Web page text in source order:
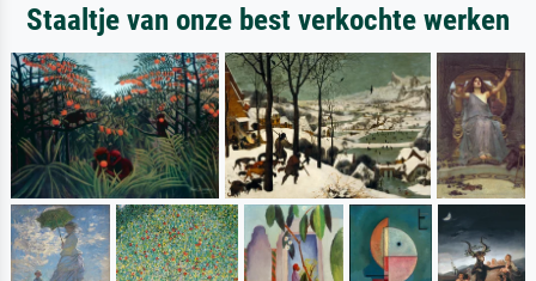
Staaltje van onze best verkochte werken